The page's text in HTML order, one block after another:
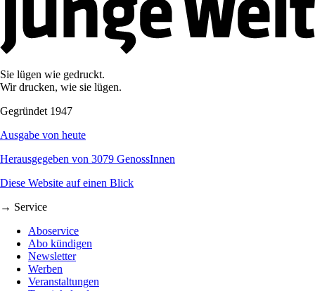
Sie lügen wie gedruckt.
Wir drucken, wie sie lügen.
Gegründet 1947
Ausgabe von heute
Herausgegeben von 3079 GenossInnen
Diese Website auf einen Blick
→ Service
Aboservice
Abo kündigen
Newsletter
Werben
Veranstaltungen